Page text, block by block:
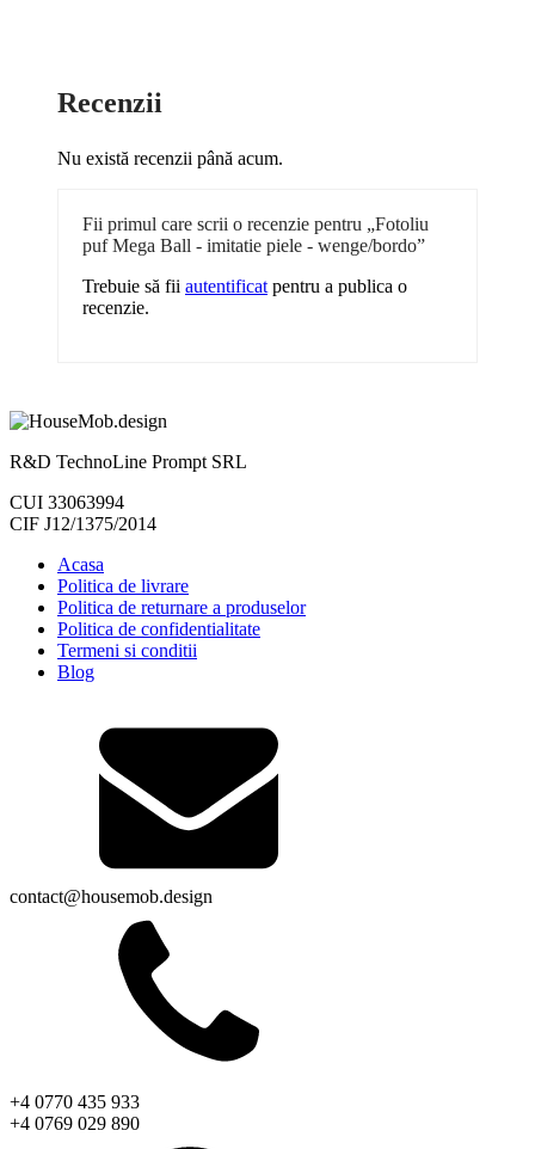
Recenzii
Nu există recenzii până acum.
Fii primul care scrii o recenzie pentru „Fotoliu
puf Mega Ball - imitatie piele - wenge/bordo”
Trebuie să fii autentificat pentru a publica o
recenzie.
R&D TechnoLine Prompt SRL
CUI 33063994
CIF J12/1375/2014
Acasa
Politica de livrare
Politica de returnare a produselor
Politica de confidentialitate
Termeni si conditii
Blog
contact@housemob.design
+4 0770 435 933
+4 0769 029 890